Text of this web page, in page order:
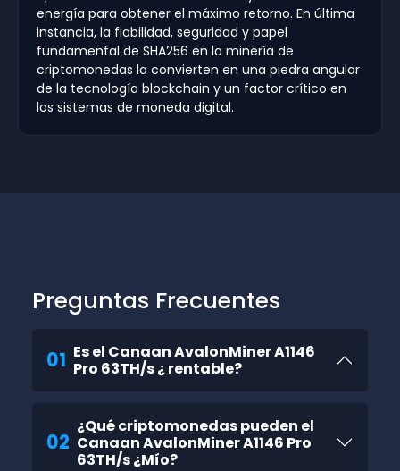
energía para obtener el máximo retorno. En última
instancia, la fiabilidad, seguridad y papel
fundamental de SHA256 en la minería de
criptomonedas la convierten en una piedra angular
de la tecnología blockchain y un factor crítico en
los sistemas de moneda digital.
Preguntas Frecuentes
01 Es el Canaan AvalonMiner A1146
Pro 63TH/s ¿ rentable?
02
¿Qué criptomonedas pueden el
Canaan AvalonMiner A1146 Pro
63TH/s ¿Mío?